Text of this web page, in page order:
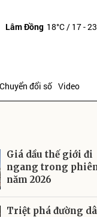
Lâm Đồng 18°C/ 17 -
đổi số Video
Giá dầu thế giới đi
ngang trong
năm 2026
Triệt phá đường